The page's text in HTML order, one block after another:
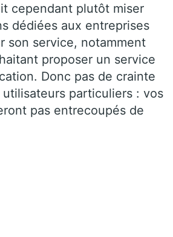
cependant plutôt miser
dédiées aux entreprises
son service, notamment
proposer un service
Donc pas de crainte
particuliers : vos
pas entrecoupés de